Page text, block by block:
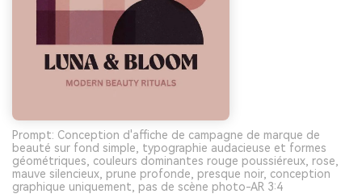
Prompt: Conception d'affiche de campagne de marque de
beauté sur fond simple, typographie audacieuse et formes
géométriques, couleurs dominantes rouge poussiéreux, rose,
mauve silencieux, prune profonde, presque noir, conception
graphique uniquement, pas de scène photo-AR 3:4